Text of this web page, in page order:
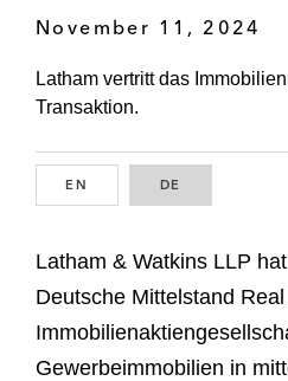
November 11, 2024
Latham vertritt das
Transaktion.
EN DE
Latham & Watkins LLP
Deutsche Mittelstand
Gewerbeimmobilien in